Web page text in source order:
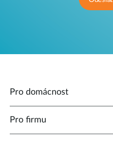
Pro domácnost
Pro firmu